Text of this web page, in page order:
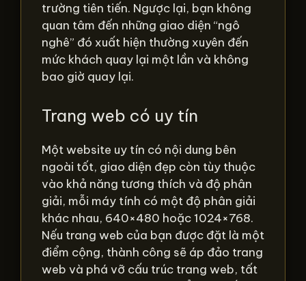
trường tiên tiến. Ngược lại, bạn không
quan tâm đến những giao diện “ngô
nghê” đó xuất hiện thường xuyên đến
mức khách quay lại một lần và không
bao giờ quay lại.
Trang web có uy tín
Một website uy tín có nội dung bên
ngoài tốt, giao diện đẹp còn tùy thuộc
vào khả năng tương thích và độ phân
giải, mỗi máy tính có một độ phân giải
khác nhau, 640×480 hoặc 1024×768.
Nếu trang web của bạn được đặt là một
điểm cộng, thành công sẽ áp đảo trang
web và phá vỡ cấu trúc trang web, tất